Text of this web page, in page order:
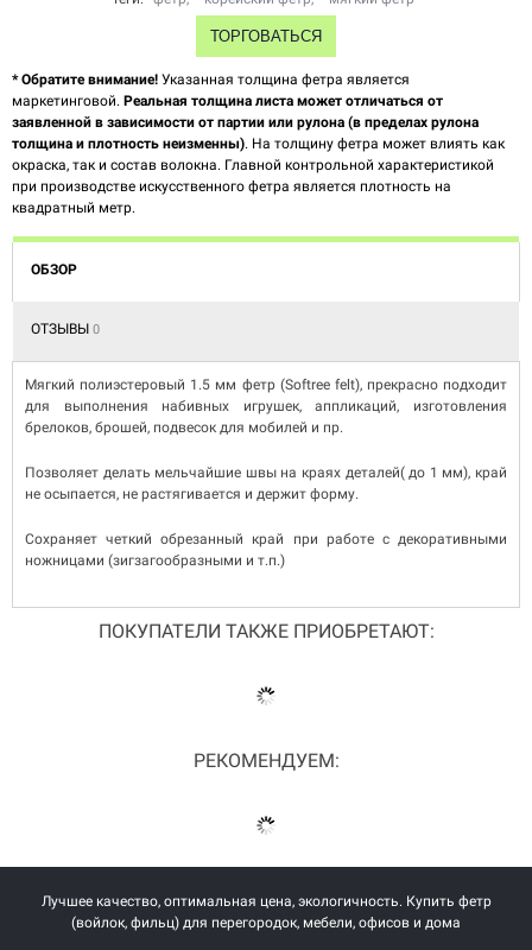
ТОРГОВАТЬСЯ
* Обратите внимание! Указанная толщина фетра является
маркетинговой. Реальная толщина листа может отличаться от
заявленной в зависимости от партии или рулона (в пределах рулона
толщина и плотность неизменны). На толщину фетра может влиять как
окраска, так и состав волокна. Главной контрольной характеристикой
при производстве искусственного фетра является плотность на
квадратный метр.
ОБЗОР
ОТЗЫВЫ 0
Мягкий полиэстеровый 1.5 мм фетр (Softree felt), прекрасно подходит
для выполнения набивных игрушек, аппликаций, изготовления
брелоков, брошей, подвесок для мобилей и пр.
Позволяет делать мельчайшие швы на краях деталей( до 1 мм), край
не осыпается, не растягивается и держит форму.
Сохраняет четкий обрезанный край при работе с декоративными
ножницами (зигзагообразными и т.п.)
ПОКУПАТЕЛИ ТАКЖЕ ПРИОБРЕТАЮТ:
РЕКОМЕНДУЕМ:
Лучшее качество, оптимальная цена, экологичность. Купить фетр
(войлок, фильц) для перегородок, мебели, офисов и дома